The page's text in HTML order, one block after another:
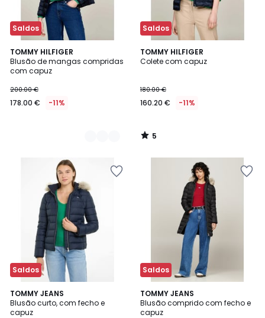
Saldos
TOMMY HILFIGER
Blusão de mangas compridas
com capuz
200.00 €
178.00 € -11%
2
Cores
Saldos
TOMMY HILFIGER
Colete com capuz
180.00 €
160.20 € -11%
5
/
5
/
Saldos
TOMMY JEANS
Blusão curto, com fecho e
capuz
3,2
/ 5
2
Cores
Saldos
TOMMY JEANS
Blusão comprido com fecho e
capuz